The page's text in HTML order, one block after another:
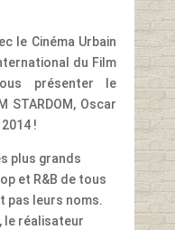
le Cinéma Urbain
du Film
présenter le
STARDOM, Oscar
!
plus grands
et R&B de tous
pas leurs noms.
le réalisateur